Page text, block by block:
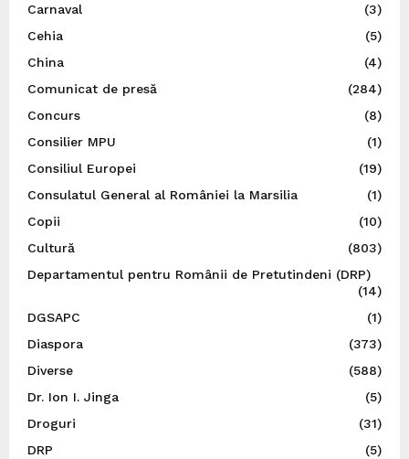
Carnaval
(3)
Cehia
(5)
China
(4)
Comunicat de presă
(284)
Concurs
(8)
Consilier MPU
(1)
Consiliul Europei
(19)
Consulatul General al României la Marsilia
(1)
Copii
(10)
Cultură
(803)
Departamentul pentru Românii de Pretutindeni (DRP)
(14)
DGSAPC
(1)
Diaspora
(373)
Diverse
(588)
Dr. Ion I. Jinga
(5)
Droguri
(31)
DRP
(5)